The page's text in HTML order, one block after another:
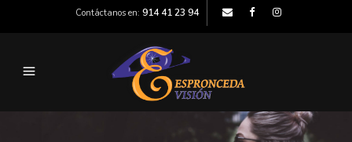
Contáctanos en: 914 41 23 94